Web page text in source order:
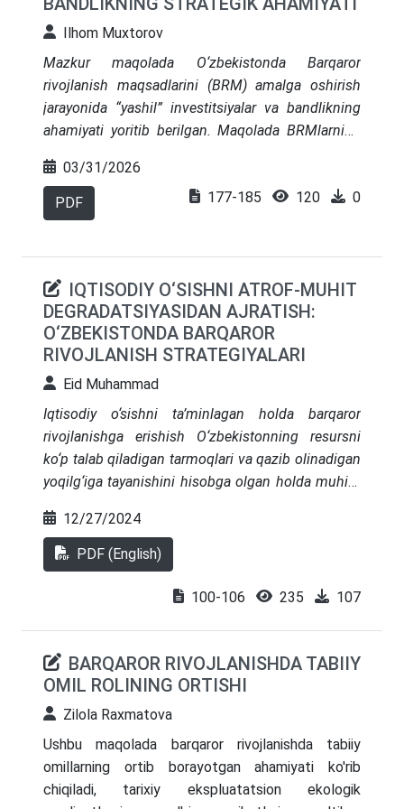
hamkorlikni rivojlantirish bo‘yicha takliflar ishlab
chiqildi.
Ilhom Muxtorov
Mazkur maqolada O‘zbekistonda Barqaror
rivojlanish maqsadlarini (BRM) amalga oshirish
jarayonida “yashil” investitsiyalar va bandlikning
ahamiyati yoritib berilgan. Maqolada BRMlarning
“yashil” budjetlashtirish amaliyoti hamda
“O‘zbekiston-2030” strategiyasi doirasida
belgilangan ustuvor yo‘nalishlar asosida “yashil”
tiklanuvchi energetika sohasiga yo‘naltirilgan
investitsiyalarning o‘zgarish dinamikasi, davlat
budjeti xarajatlarining BRM bo‘yicha markirovkasi
hamda “yashil” moliyalashtirish instrumentlari
tahlili orqali “yashil” investitsiyalarning BRM 7, 8,
asoslab berilgan. Tahlil natijalari bo‘yicha tegishli
xulosalar shakllantirilib, ilmiy taklif va amaliy
tavsiyalar ishlab chiqilgan.
03/31/2026
PDF 177-185 120 0
IQTISODIY O‘SISHNI ATROF-MUHIT
DEGRADATSIYASIDAN AJRATISH:
O‘ZBEKISTONDA BARQAROR
RIVOJLANISH STRATEGIYALARI
Eid Muhammad
Iqtisodiy o‘sishni ta’minlagan holda barqaror
rivojlanishga erishish O‘zbekistonning resursni
ko‘p talab qiladigan tarmoqlari va qazib olinadigan
yoqilg‘iga tayanishini hisobga olgan holda muhim
tiklanadigan energiyaga o‘tish, energiya
samaradorligini oshirish, yashil texnologiya va
innovatsiyalarni rag‘batlantirish va mustahkam
ekologik siyosatni amalga oshirish kabi asosiy
strategiyalarini o‘rganadi. Tadqiqot barqaror
qishloq xo‘jaligi amaliyoti va xalqaro
hamkorlikning ushbu o‘tishni osonlashtirishda
shamol va gidroenergetika salohiyati sanoat va
qishloq xo‘jaligi tarmoqlarini modernizatsiya qilish
bilan birgalikda atrof-muhitga ta’sirni yumshatish
12/27/2024
PDF (English)
100-106 235 107
BARQAROR RIVOJLANISHDA TABIIY
OMIL ROLINING ORTISHI
Zilola Raxmatova
Ushbu maqolada barqaror rivojlanishda tabiiy
omillarning ortib borayotgan ahamiyati ko'rib
chiqiladi, tarixiy ekspluatatsion ekologik